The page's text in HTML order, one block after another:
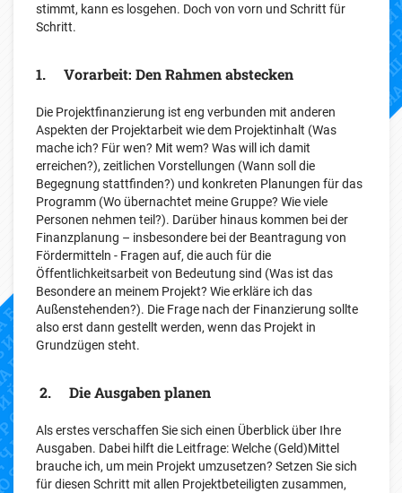
stimmt, kann es losgehen. Doch von vorn und Schritt für
Schritt.
1. Vorarbeit: Den Rahmen abstecken
Die Projektfinanzierung ist eng verbunden mit anderen
Aspekten der Projektarbeit wie dem Projektinhalt (Was
mache ich? Für wen? Mit wem? Was will ich damit
erreichen?), zeitlichen Vorstellungen (Wann soll die
Begegnung stattfinden?) und konkreten Planungen für das
Programm (Wo übernachtet meine Gruppe? Wie viele
Personen nehmen teil?). Darüber hinaus kommen bei der
Finanzplanung – insbesondere bei der Beantragung von
Fördermitteln - Fragen auf, die auch für die
Öffentlichkeitsarbeit von Bedeutung sind (Was ist das
Besondere an meinem Projekt? Wie erkläre ich das
Außenstehenden?). Die Frage nach der Finanzierung sollte
also erst dann gestellt werden, wenn das Projekt in
Grundzügen steht.
2. Die Ausgaben planen
Als erstes verschaffen Sie sich einen Überblick über Ihre
Ausgaben. Dabei hilft die Leitfrage: Welche (Geld)Mittel
brauche ich, um mein Projekt umzusetzen? Setzen Sie sich
für diesen Schritt mit allen Projektbeteiligten zusammen,